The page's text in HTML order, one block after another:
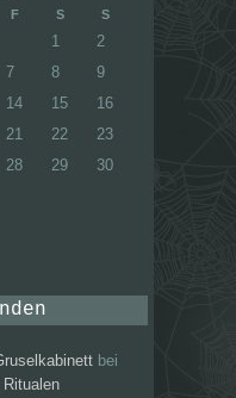
F S S
1
2
7 8
9
14 15
16
21 22
23
28 29
30
bei